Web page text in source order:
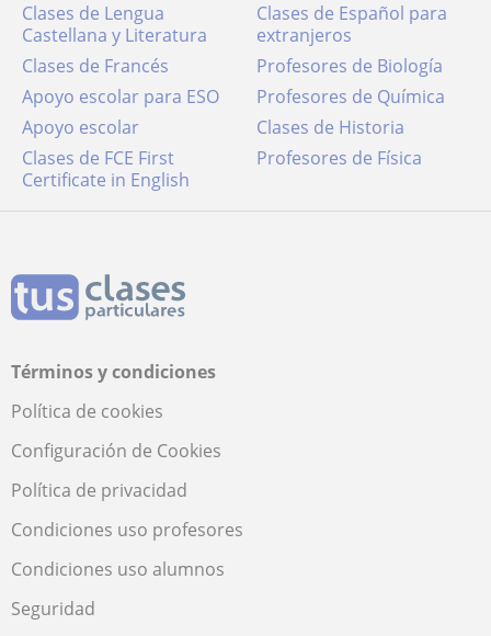
Clases de Lengua
Castellana y Literatura
Clases de Español para
extranjeros
Clases de Francés
Profesores de Biología
Apoyo escolar para ESO
Profesores de Química
Apoyo escolar
Clases de Historia
Clases de FCE First
Certificate in English
Profesores de Física
Términos y condiciones
Política de cookies
Configuración de Cookies
Política de privacidad
Condiciones uso profesores
Condiciones uso alumnos
Seguridad